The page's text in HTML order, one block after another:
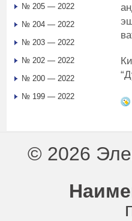
№ 205 — 2022
№ 204 — 2022
№ 203 — 2022
№ 202 — 2022
№ 200 — 2022
№ 199 — 2022
© 2026